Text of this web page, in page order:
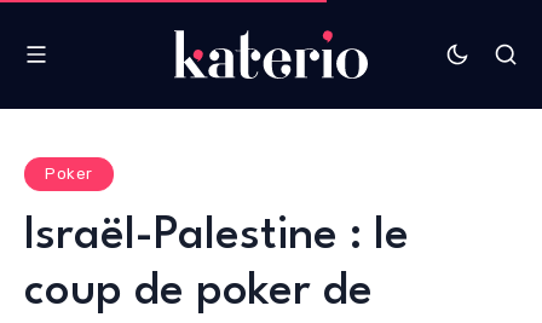
Poker
Israël-Palestine : le
coup de poker de